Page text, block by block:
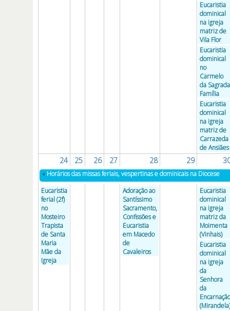
Eucaristia
dominical
na igreja
matriz de
Vila Flor
Eucaristia
dominical
no
Carmelo
da Sagrada
Família
Eucaristia
dominical
na igreja
matriz de
Carrazeda
de Ansiães
24 25 26 27 28 29
« Horários das missas feriais, vespertinas e dominicais na Diocese
Eucaristia
ferial (2f)
no
Mosteiro
Trapista
de Santa
Maria
Mãe da
Igreja
Adoração ao
Santíssimo
Sacramento,
Confissões e
Eucaristia
em Macedo
de
Cavaleiros
Eucaristia
dominical
na igreja
matriz da
Moimenta
(Vinhais)
Eucaristia
dominical
na igreja
da
Senhora
da
Encarnação
(Mirandela)